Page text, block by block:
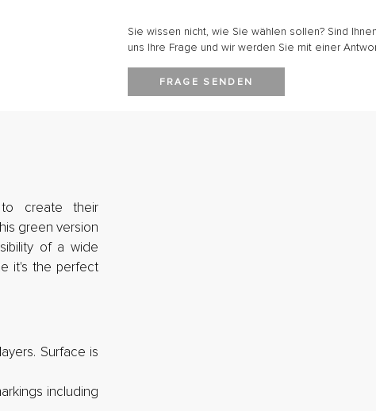
Sie wissen nicht, wie Sie wählen sollen? Sind
uns Ihre Frage und wir werden Sie mit einer
FRAGE SENDEN
create their
green version
of a wide
it's the perfect
Surface is
including